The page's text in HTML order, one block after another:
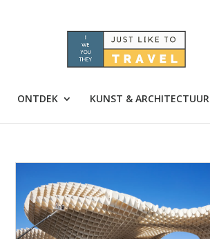
ONTDEK KUNST & ARCHITECTUUR